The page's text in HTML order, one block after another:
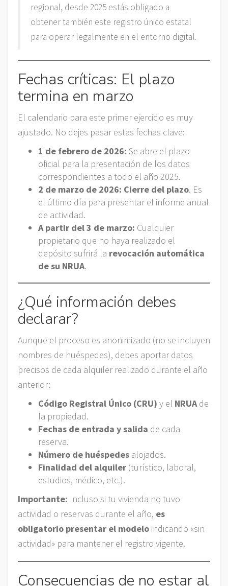
regional, desde 2025 estás obligado a
obtener también este registro único estatal
para operar legalmente en el entorno digital.
Fechas críticas: El plazo
termina en marzo
El calendario para este primer ejercicio es muy
ajustado. No dejes pasar estas fechas clave:
1 de febrero de 2026: Se abre el plazo
oficial para la presentación de los datos
correspondientes a todo el año 2025.
2 de marzo de 2026: Cierre del plazo. Es
el último día para presentar el informe anual
de actividad.
A partir del 3 de marzo: Cualquier
propietario que no haya realizado el
depósito sufrirá la revocación automática
de su NRUA.
¿Qué información debes
declarar?
Aunque el proceso es anonimizado (no se incluyen
nombres de huéspedes), debes aportar datos
precisos de cada alquiler realizado durante el año
anterior:
Código Registral Único (CRU) y el NRUAde
la propiedad.
Fechas de entrada y salida de cada
reserva.
Número de huéspedes alojados.
Finalidad del alquiler (turístico, laboral,
estudios, médico, etc.).
Importante: Incluso si tu vivienda no tuvo
actividad o reservas durante el año, es
obligatorio presentar el modelo indicando «sin
actividad» para mantener el registro vigente.
Consecuencias de no estar al